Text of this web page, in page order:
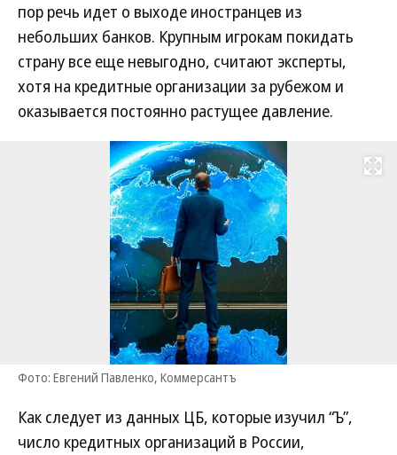
пор речь идет о выходе иностранцев из
небольших банков. Крупным игрокам покидать
страну все еще невыгодно, считают эксперты,
хотя на кредитные организации за рубежом и
оказывается постоянно растущее давление.
Развернуть
Фото: Евгений Павленко, Коммерсантъ
Как следует из данных ЦБ, которые изучил “Ъ”,
число кредитных организаций в России,